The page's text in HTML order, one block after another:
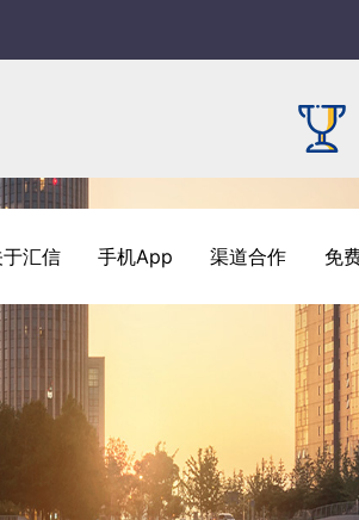
于汇信 手机App 渠道合作 免